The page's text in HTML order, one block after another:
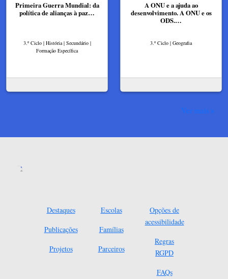
Primeira Guerra Mundial: da
política de alianças à paz…
3.º Ciclo | História | Secundário |
Formação Específica
A ONU e a ajuda ao
desenvolvimento. A ONU e os
ODS.…
3.º Ciclo | Geografia
Ver mais
Destaques
Publicações
Projetos
Escolas
Famílias
Parceiros
Opções de
acessibilidade
Regras
RGPD
FAQs